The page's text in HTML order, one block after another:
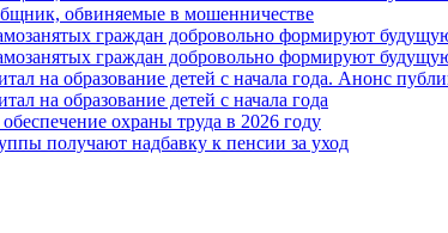
обвиняемые в мошенничестве
граждан добровольно формируют
граждан добровольно формируют
на образование детей с начала года. Анонс
на образование детей с начала года
охраны труда в 2026 году
получают надбавку к пенсии за уход